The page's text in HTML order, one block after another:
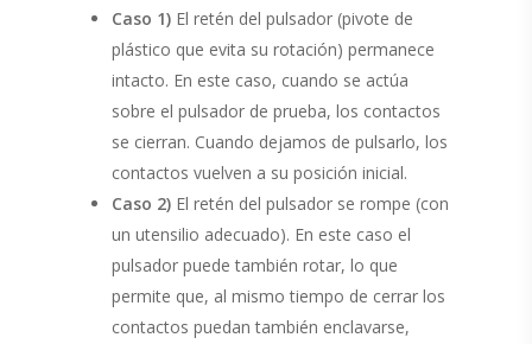
Caso 1) El retén del pulsador (pivote de
plástico que evita su rotación) permanece
intacto. En este caso, cuando se actúa
sobre el pulsador de prueba, los contactos
se cierran. Cuando dejamos de pulsarlo, los
contactos vuelven a su posición inicial.
Caso 2) El retén del pulsador se rompe (con
un utensilio adecuado). En este caso el
pulsador puede también rotar, lo que
permite que, al mismo tiempo de cerrar los
contactos puedantambién enclavarse,